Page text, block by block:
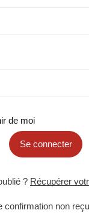
de moi
Se connecter
? Récupérer
confirmation non